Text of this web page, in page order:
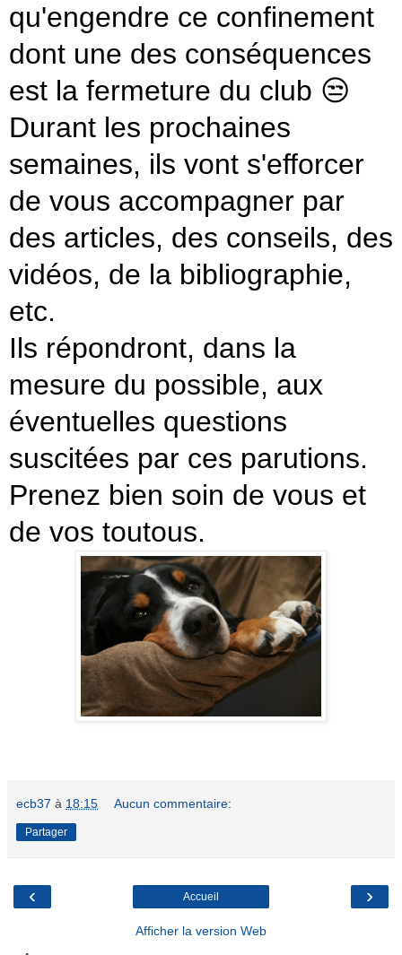
qu'engendre ce confinement
dont une des conséquences
est la fermeture du club 😒
Durant les prochaines
semaines, ils vont s'efforcer
de vous accompagner par
des articles, des conseils, des
vidéos, de la bibliographie,
etc.
Ils répondront, dans la
mesure du possible, aux
éventuelles questions
suscitées par ces parutions.
Prenez bien soin de vous et
de vos toutous.
ecb37 à 18:15 Aucun commentaire:
Partager
‹ ›
Accueil
Afficher la version Web